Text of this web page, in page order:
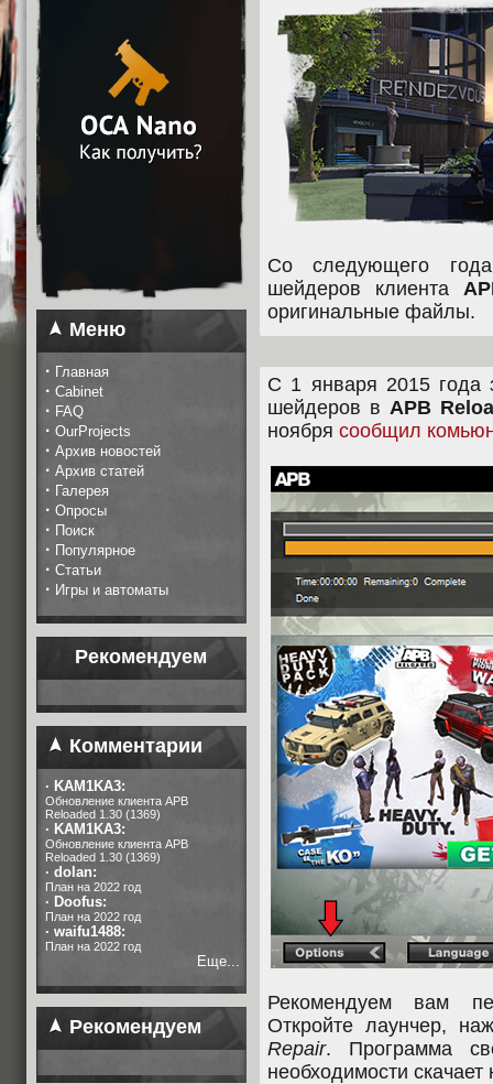
Меню
· Главная
· Cabinet
· FAQ
· OurProjects
· Архив новостей
· Архив статей
· Галерея
· Опросы
· Поиск
· Популярное
· Статьи
· Игры и автоматы
Рекомендуем
Комментарии
· KAM1KA3:
Обновление клиента APB
Reloaded 1.30 (1369)
· KAM1KA3:
Обновление клиента APB
Reloaded 1.30 (1369)
· dolan:
План на 2022 год
· Doofus:
План на 2022 год
· waifu1488:
План на 2022 год
Еще...
Рекомендуем
Со следующего
шейдеров клиента
оригинальные файлы.
С 1 января 2015 года
шейдеров в APB
ноября сообщил
Рекомендуем вам
Откройте лаунчер,
Repair. Программа
необходимости